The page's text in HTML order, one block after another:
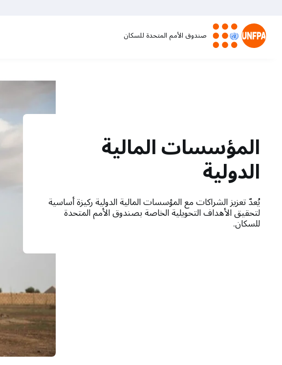
المحتوى
الرئيسي صندوق الأمم المتحدة للسكان
المؤسسات المالية
الدولية
يُعدّ تعزيز الشراكات مع المؤسسات المالية الدولية ركيزة أساسية
لتحقيق الأهداف التحويلية الخاصة بصندوق الأمم المتحدة
للسكان.